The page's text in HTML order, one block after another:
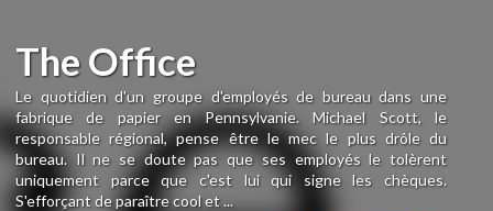
The Office
Le quotidien d'un groupe d'employés de bureau dans une
fabrique de papier en Pennsylvanie. Michael Scott, le
responsable régional, pense être le mec le plus drôle du
bureau. Il ne se doute pas que ses employés le tolèrent
uniquement parce que c'est lui qui signe les chèques.
S'efforçant de paraître cool et ...